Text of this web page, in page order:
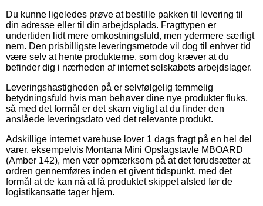
Du kunne ligeledes prøve at bestille pakken til levering til
din adresse eller til din arbejdsplads. Fragttypen er
undertiden lidt mere omkostningsfuld, men ydermere særligt
nem. Den prisbilligste leveringsmetode vil dog til enhver tid
være selv at hente produkterne, som dog kræver at du
befinder dig i nærheden af internet selskabets arbejdslager.
Leveringshastigheden på er selvfølgelig temmelig
betydningsfuld hvis man behøver dine nye produkter fluks,
så med det formål er det skam vigtigt at du finder den
anslåede leveringsdato ved det relevante produkt.
Adskillige internet varehuse lover 1 dags fragt på en hel del
varer, eksempelvis Montana Mini Opslagstavle MBOARD
(Amber 142), men vær opmærksom på at det forudsætter at
ordren gennemføres inden et givent tidspunkt, med det
formål at de kan nå at få produktet skippet afsted før de
logistikansatte tager hjem.